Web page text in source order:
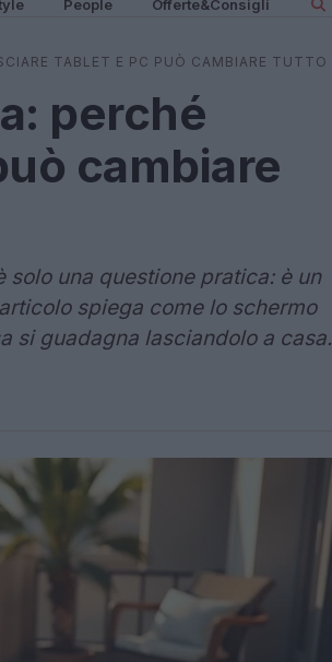
People Offerte&Consigli
TABLET E PC PUÒ CAMBIARE TUTTO
perché
cambiare
una questione pratica: è un
spiega come lo schermo
si guadagna lasciandolo a casa.